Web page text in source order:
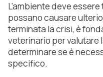
L'ambiente deve
possano causare
terminata la crisi, è
veterinario per valutare
determinare se è
specifico.